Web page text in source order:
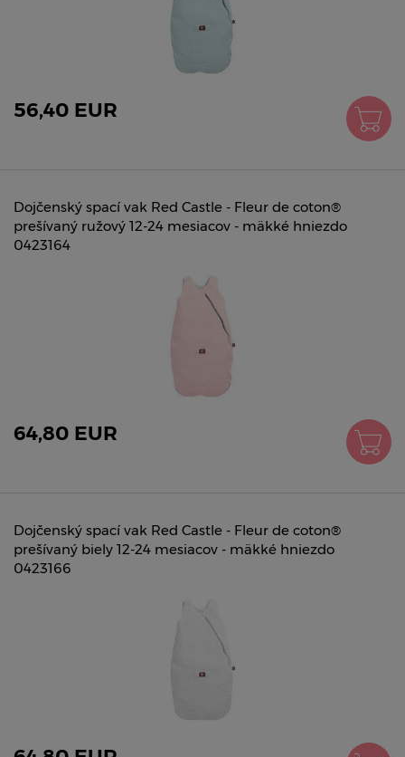
56,40 EUR
Dojčenský spací vak Red Castle - Fleur de coton®
prešívaný ružový 12-24 mesiacov - mäkké hniezdo
0423164
64,80 EUR
Dojčenský spací vak Red Castle - Fleur de coton®
prešívaný biely 12-24 mesiacov - mäkké hniezdo
0423166